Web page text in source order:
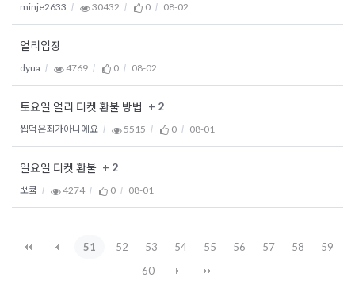
minje2633 30432 0 08-02
얼리입장
dyua 4769 0 08-02
토요일 얼리 티켓 환불 방법 + 2
씹덕은죄가아니에요 5515 0 08-01
일요일 티켓 환불 + 2
뽀큨 4274 0 08-01
51 52 53 54 55 56 57 58
59
60